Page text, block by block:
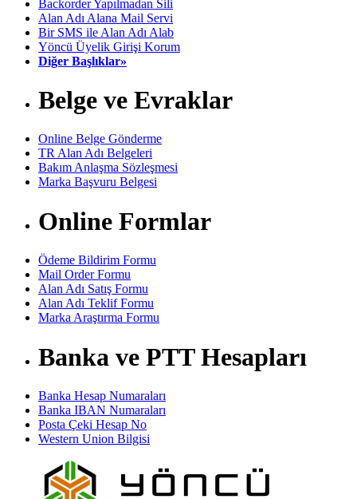
Backorder Yapılmadan Sili
Alan Adı Alana Mail Servi
Bir SMS ile Alan Adı Alab
Yöncü Üyelik Girişi Korum
Diğer Başlıklar»
Belge ve Evraklar
Online Belge Gönderme
TR Alan Adı Belgeleri
Bakım Anlaşma Sözleşmesi
Marka Başvuru Belgesi
Online Formlar
Ödeme Bildirim Formu
Mail Order Formu
Alan Adı Satış Formu
Alan Adı Teklif Formu
Marka Araştırma Formu
Banka ve PTT Hesapları
Banka Hesap Numaraları
Banka IBAN Numaraları
Posta Çeki Hesap No
Western Union Bilgisi